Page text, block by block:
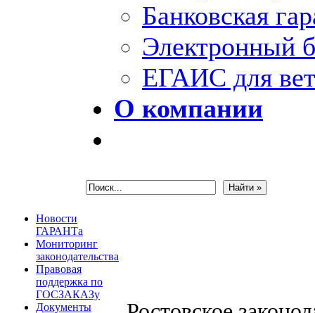
Банковская
Электронный
ЕГАИС для
О компании
Новости
ГАРАНТа
Мониторинг
законодательства
Правовая
поддержка по
ГОСЗАКАЗу
Документы